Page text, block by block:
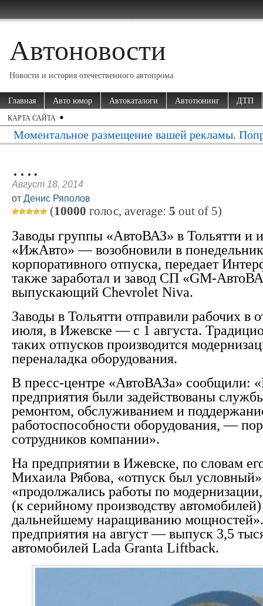
Автоновости
Новости и история отечественного автопрома
Главная Авто юмор Автокаталоги Автотюнинг ДТП
КАРТА САЙТА
Моментальное размещение вашей рекламы.
….
Август 18, 2014
от Денис Ряполов
(10000 голос, average: 5 out of 5)
Заводы группы «АвтоВАЗ» в Тольятти и
«ИжАвто» — возобновили в
корпоративного отпуска, передает
также заработал и завод СП «GM-
выпускающий Chevrolet Niva.
Заводы в Тольятти отправили рабочих в
июля, в Ижевске — с 1 августа.
таких отпусков производится
переналадка оборудования.
В пресс-центре «АвтоВАЗа» сообщили:
предприятия были задействованы
ремонтом, обслуживанием и
работоспособности оборудования, —
сотрудников компании».
На предприятии в Ижевске, по словам
Михаила Рябова, «отпуск был
«продолжались работы по
(к серийному производству
дальнейшему наращиванию
предприятия на август — выпуск 3,5
автомобилей Lada Granta Liftback.